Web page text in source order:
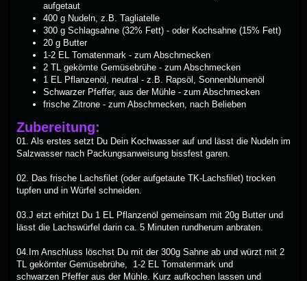
aufgetaut
400 g Nudeln, z.B. Tagliatelle
300 g Schlagsahne (32% Fett) - oder Kochsahne (15% Fett)
20 g Butter
1-2 EL Tomatenmark - zum Abschmecken
2 TL gekörnte Gemüsebrühe - zum Abschmecken
1 EL Pflanzenöl, neutral - z.B. Rapsöl, Sonnenblumenöl
Schwarzer Pfeffer, aus der Mühle - zum Abschmecken
frische Zitrone - zum Abschmecken, nach Belieben
Zubereitung:
01. Als erstes setzt Du Dein Kochwasser auf und lässt die Nudeln im
Salzwasser nach Packungsanweisung bissfest garen.
02. Das frische Lachsfilet (oder aufgetaute TK-Lachsfilet) trocken
tupfen und in Würfel schneiden.
03.J etzt erhitzt Du 1 EL Pflanzenöl gemeinsam mit 20g Butter und
lässt die Lachswürfel darin ca. 5 Minuten rundherum anbraten.
04.Im Anschluss löschst Du mit der 300g Sahne ab und würzt mit 2
TL gekörnter Gemüsebrühe, 1-2 EL Tomatenmark und
schwarzen Pfeffer aus der Mühle. Kurz aufkochen lassen und